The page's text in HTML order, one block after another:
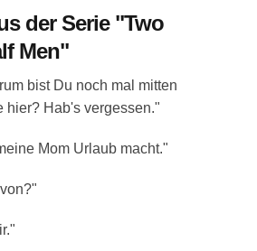
der Serie "Two
Men"
bist Du noch mal mitten
hier? Hab's vergessen."
Mom Urlaub macht."